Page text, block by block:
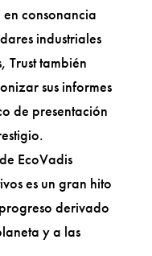
en consonancia
industriales
Trust también
sus informes
de presentación
EcoVadis
es un gran hito
derivado
y a las